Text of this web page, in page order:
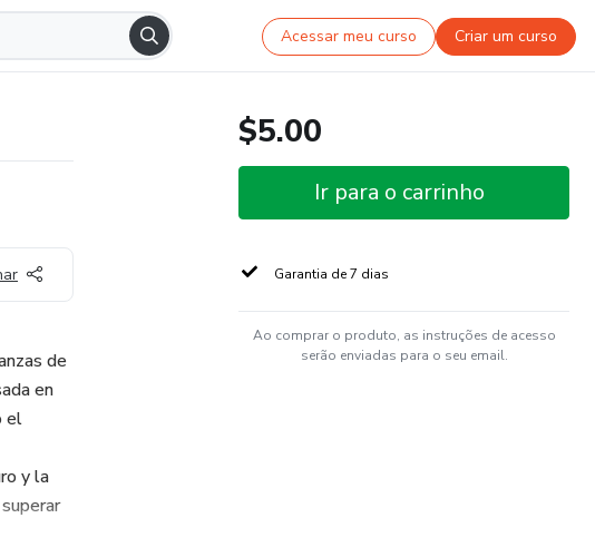
Acessar meu curso Criar um curso
de
en
el
y la
$5.00
Ir para o carrinho
Garantia de 7 dias
Ao comprar o produto, as instruções de acesso
serão enviadas para o seu email.